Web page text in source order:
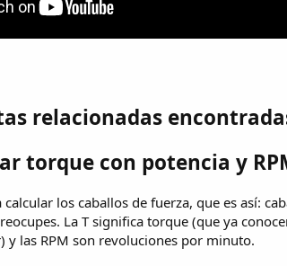
relacionadas
torque con potencia y
los caballos de fuerza, que es así:
La T significa torque (que ya
y las RPM son revoluciones por minuto.